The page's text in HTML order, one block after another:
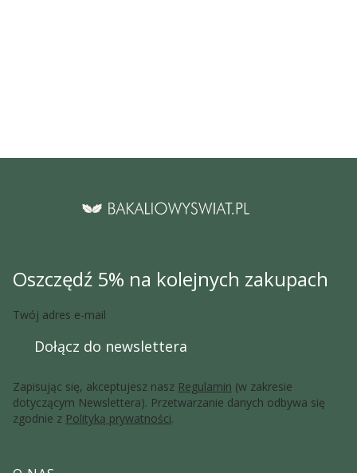
Oszczędź 5% na kolejnych zakupach
Twój adres e-mail
Dołącz do newslettera
Zapisując się, akceptujesz nasz Regulamin (w zakresie
dotyczącym Newslettera). Przetwarzanie danych odbywa się
zgodnie z Polityką prywatności.